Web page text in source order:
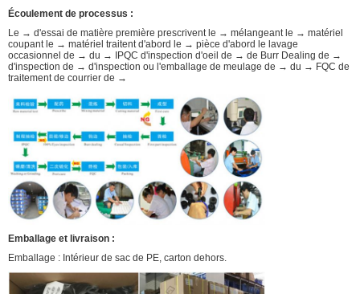
Écoulement de processus :
Le → d'essai de matière première prescrivent le → mélangeant le → matériel
coupant le → matériel traitent d'abord le → pièce d'abord le lavage
occasionnel de → du → IPQC d'inspection d'oeil de → de Burr Dealing de →
d'inspection de → d'inspection ou l'emballage de meulage de → du → FQC de
traitement de courrier de →
Emballage et livraison :
Emballage : Intérieur de sac de PE, carton dehors.